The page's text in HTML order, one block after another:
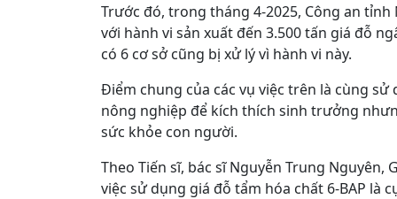
Trước đó, trong tháng 4-2025, Công an
với hành vi sản xuất đến 3.500 tấn giá đỗ
có 6 cơ sở cũng bị xử lý vì hành vi này.
Điểm chung của các vụ việc trên là cùng
nông nghiệp để kích thích sinh trưởng
sức khỏe con người.
Theo Tiến sĩ, bác sĩ Nguyễn Trung Nguyên,
việc sử dụng giá đỗ tẩm hóa chất 6-BAP là